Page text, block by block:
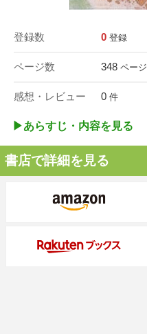
登録数 0 登録
ページ数 348 ページ
感想・レビュー 0 件
▶︎あらすじ・内容を見る
書店で詳細を見る